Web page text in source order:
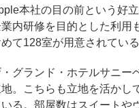
本社の目の前という好
内研修を目的とした利用
て128室が用意されている
グランド・ホテルサニー
。こちらも立地を活かし
る。部屋数はスイートや